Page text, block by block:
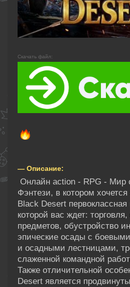
Скачать файл:
— Описание:
Онлайн action - RPG - Мир
Фэнтези, в котором
Black Desert
которой вас ждет:
предметов, обустройство
эпические осады с
и осадными лестницами,
слаженной командной
Также отличительной
Desert является